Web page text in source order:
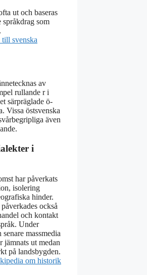
ut och baseras
språkdrag som
svenska
av
rullande r i
särpräglade ö-
Vissa östsvenska
även
i
har påverkats
isolering
hinder.
också
och kontakt
Under
massmedia
jämnats ut medan
på landsbygden.
om historik